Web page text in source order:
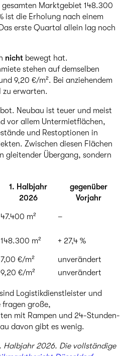
Marktgebiet 148.300
ist die Erholung nach einem
erste Quartal allein lag noch
nicht bewegt hat.
stehen auf demselben
9,20 €/m². Bei anziehendem
zu erwarten.
Neubau ist teuer und meist
vor allem Untermietflächen,
und Restoptionen in
Zwischen diesen Flächen
gleitender Übergang, sondern
1. Halbjahr
2026
gegenüber
Vorjahr
47.400 m² –
148.300 m² + 27,4 %
7,00 €/m²
unverändert
9,20 €/m² unverändert
Logistikdienstleister und
fragen große,
mit Rampen und 24-Stunden-
davon gibt es wenig.
Halbjahr 2026. Die vollständige